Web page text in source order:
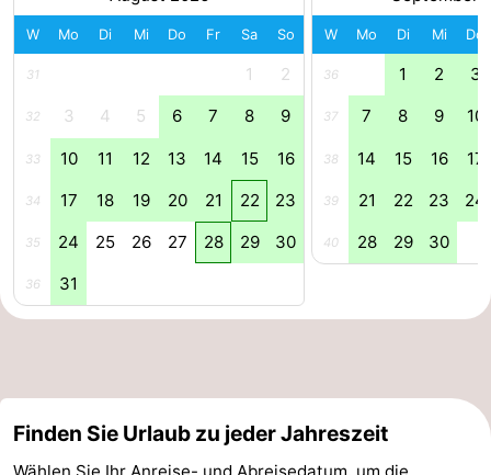
Radfahren
Wandern
Surfen
Sportangeln
Haifischzähne
und
Veranstaltungen
W Mo Di Mi Do Fr Sa So
31 1 2
32 3 4 5 6 7 8 9
33 10 11 12 13 14 15 16
34 17 18 19 20 21 22 23
35 24 25 26 27 28 29 30
36 31
W Mo Di Mi Do
36 1 2 3
37 7 8 9 10
38 14 15 16 17
39 21 22 23 24
40 28 29 30
Finden Sie Urlaub zu jeder Jahreszeit